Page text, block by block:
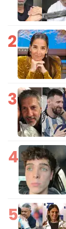
2
3
4
5